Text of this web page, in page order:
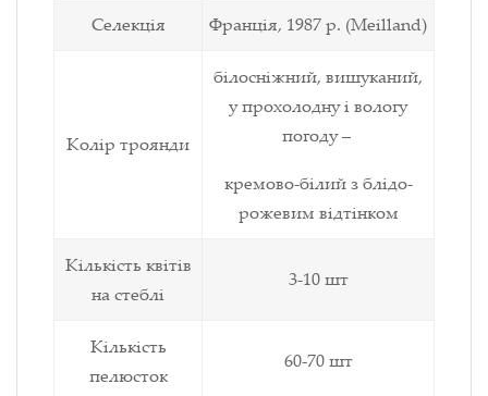
Селекція Франція, 1987 р. (Meilland)
Колір троянди
білосніжний, вишуканий,
у прохолодну і вологу
погоду –
кремово-білий з блідо-
рожевим відтінком
Кількість квітів
на стеблі
3-10 шт
Кількість
пелюсток
60-70 шт